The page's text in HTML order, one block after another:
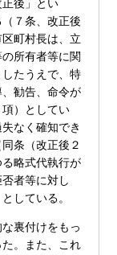
後」とい
７条、改正後
町村長は、立
所有者等に関
たうえで、特
勧告、命令が
）としてい
なく確知でき
条（改正後２
略式代執行が
者等に対し
している。
裏付けをもっ
。また、これ